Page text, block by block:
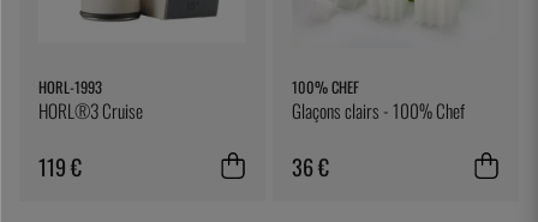
HORL-1993
HORL®3 Cruise
119 €
100% CHEF
Glaçons clairs - 100% Chef
36 €